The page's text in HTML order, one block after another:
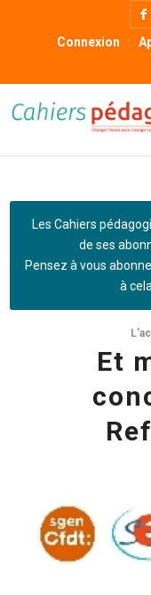
Connexion
Les Cahiers
de ses
Pensez à vous
à
Et